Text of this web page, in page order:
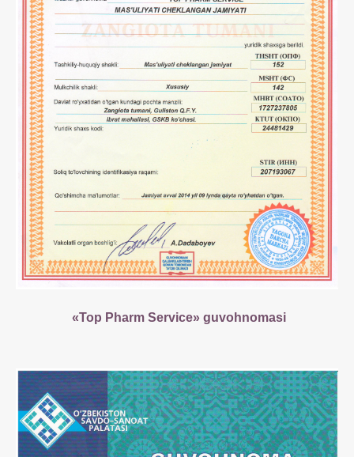
«Top Pharm Service» guvohnomasi